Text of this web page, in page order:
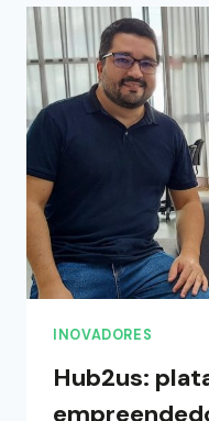
INOVADORES
Hub2us: